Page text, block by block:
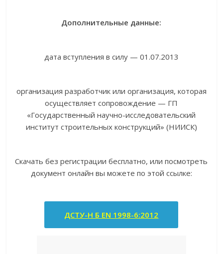
Дополнительные данные:
дата вступления в силу — 01.07.2013
организация разработчик или организация, которая
осуществляет сопровождение — ГП
«Государственный научно-исследовательский
институт строительных конструкций» (НИИСК)
Скачать без регистрации бесплатно, или посмотреть
документ онлайн вы можете по этой ссылке:
ДСТУ-Н Б EN 1998-6:2012